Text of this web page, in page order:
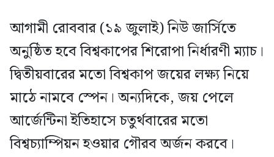
আগামী রোববার (১৯ জুলাই) নিউ জার্সিতে
অনুষ্ঠিত হবে বিশ্বকাপের শিরোপা নির্ধারণী ম্যাচ।
দ্বিতীয়বারের মতো বিশ্বকাপ জয়ের লক্ষ্য নিয়ে
মাঠে নামবে স্পেন। অন্যদিকে, জয় পেলে
আর্জেন্টিনা ইতিহাসে চতুর্থবারের মতো
বিশ্বচ্যাম্পিয়ন হওয়ার গৌরব অর্জন করবে।